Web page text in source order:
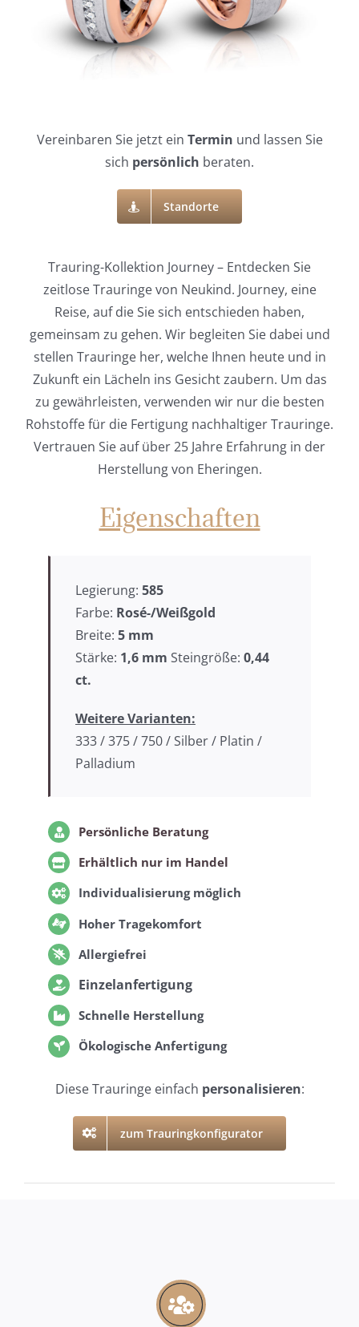
Vereinbaren Sie jetzt ein Termin und lassen Sie
sich persönlich beraten.
Standorte
Trauring-Kollektion Journey – Entdecken Sie
zeitlose Trauringe von Neukind. Journey, eine
Reise, auf die Sie sich entschieden haben,
gemeinsam zu gehen. Wir begleiten Sie dabei und
stellen Trauringe her, welche Ihnen heute und in
Zukunft ein Lächeln ins Gesicht zaubern. Um das
zu gewährleisten, verwenden wir nur die besten
Rohstoffe für die Fertigung nachhaltiger Trauringe.
Vertrauen Sie auf über 25 Jahre Erfahrung in der
Herstellung von Eheringen.
Eigenschaften
Legierung: 585
Farbe: Rosé-/Weißgold
Breite: 5mm
Stärke: 1,6 mm Steingröße: 0,44
ct.
Weitere Varianten:
333 / 375 / 750 / Silber / Platin /
Palladium
Persönliche Beratung
Erhältlich nur im Handel
Individualisierung möglich
Hoher Tragekomfort
Allergiefrei
Einzelanfertigung
Schnelle Herstellung
Ökologische Anfertigung
Diese Trauringe einfach personalisieren:
zum Trauringkonfigurator